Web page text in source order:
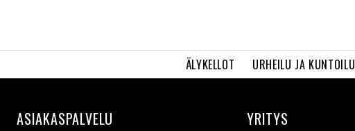
ÄLYKELLOT URHEILU JA KUNTOILU
ASIAKASPALVELU YRITYS